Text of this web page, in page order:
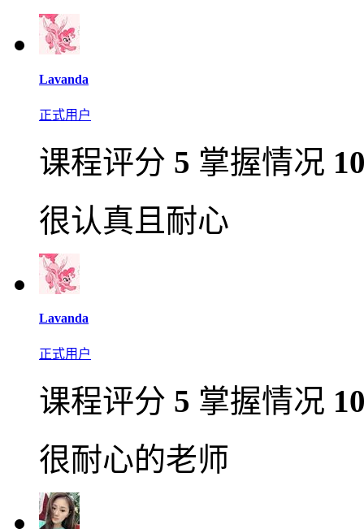
Lavanda
正式用户
课程评分 5 掌握情况
很认真且耐心
Lavanda
正式用户
课程评分 5 掌握情况
很耐心的老师